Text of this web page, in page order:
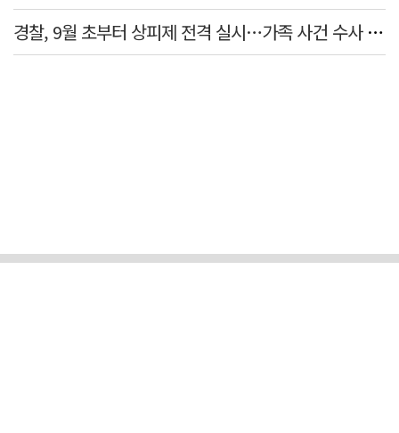
경찰, 9월 초부터 상피제 전격 실시…가족 사건 수사 못해